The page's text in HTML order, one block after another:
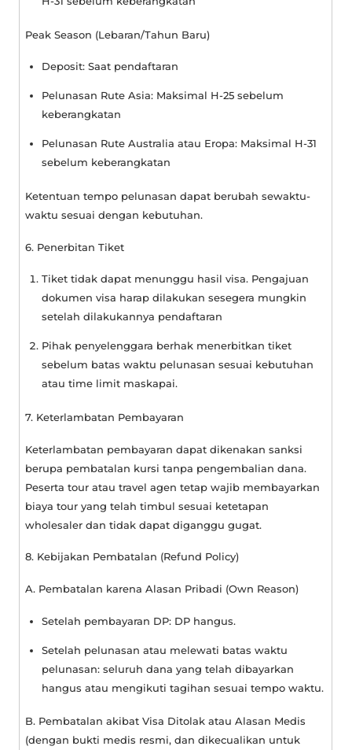
Peak Season (Lebaran/Tahun Baru)
Deposit: Saat pendaftaran
Pelunasan Rute Asia: Maksimal H-25 sebelum
keberangkatan
Pelunasan Rute Australia atau Eropa: Maksimal H-31
sebelum keberangkatan
Ketentuan tempo pelunasan dapat berubah sewaktu-
waktu sesuai dengan kebutuhan.
6. Penerbitan Tiket
Tiket tidak dapat menunggu hasil visa. Pengajuan
dokumen visa harap dilakukan sesegera mungkin
setelah dilakukannya pendaftaran
Pihak penyelenggara berhak menerbitkan tiket
sebelum batas waktu pelunasan sesuai kebutuhan
atautime limit maskapai.
7. Keterlambatan Pembayaran
Keterlambatan pembayaran dapat dikenakan sanksi
berupa pembatalan kursi tanpa pengembalian dana.
Peserta tour atau travel agen tetap wajib membayarkan
biaya tour yang telah timbul sesuai ketetapan
wholesaler dan tidak dapat diganggu gugat.
8. Kebijakan Pembatalan (Refund Policy)
A. Pembatalan karena Alasan Pribadi (Own Reason)
Setelah pembayaran DP: DP hangus.
Setelah pelunasan atau melewati batas waktu
pelunasan: seluruh dana yang telah dibayarkan
hangus atau mengikuti tagihan sesuai tempo waktu.
B. Pembatalan akibat Visa Ditolak atau Alasan Medis
(dengan bukti medis resmi, dan dikecualikan untuk